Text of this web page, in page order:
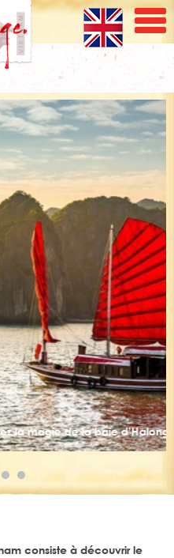
la baie d’Halong
consiste à découvrir le